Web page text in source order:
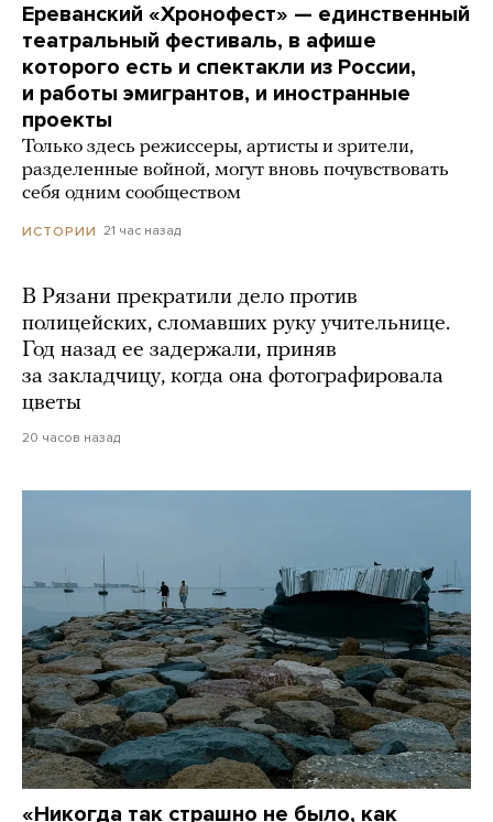
Ереванский «Хронофест» — единственный
театральный фестиваль, в афише
которого есть и спектакли из России,
и работы эмигрантов, и иностранные
проекты
Только здесь режиссеры, артисты и зрители,
разделенные войной, могут вновь почувствовать
себя одним сообществом
ИСТОРИИ 21 час назад
В Рязани прекратили дело против
полицейских, сломавших руку учительнице.
Год назад ее задержали, приняв
за закладчицу, когда она фотографировала
цветы
20 часов назад
«Никогда так страшно не было, как